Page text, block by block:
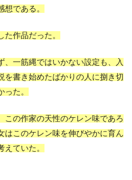
想である。
作品だった。
、一筋縄ではいかない設定も、入
を書き始めたばかりの人に捌き切
た。
この作家の天性のケレン味であろ
はこのケレン味を伸びやかに育ん
えていた。